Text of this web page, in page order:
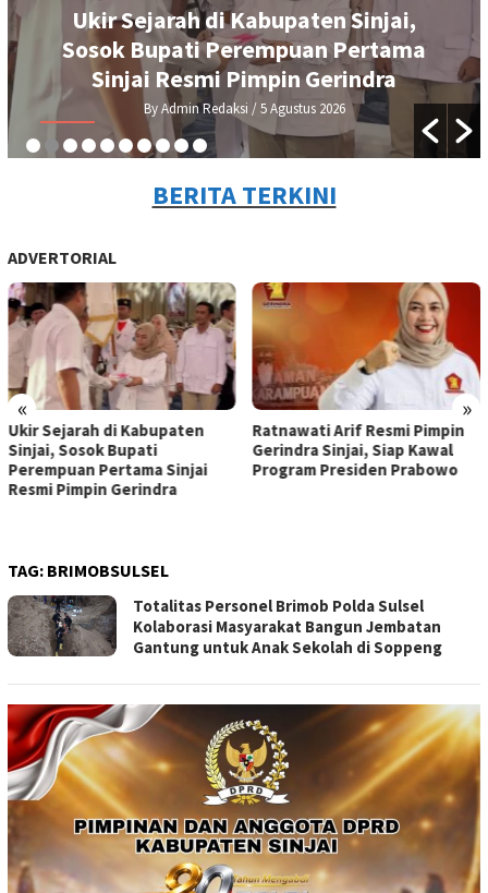
Ukir Sejarah di Kabupaten Sinjai,
Sosok Bupati Perempuan Pertama
Sinjai Resmi Pimpin Gerindra
By Admin Redaksi/ 5 Agustus 2026
BERITA TERKINI
ADVERTORIAL
« »
Ukir Sejarah di Kabupaten
Sinjai, Sosok Bupati
Perempuan Pertama Sinjai
Resmi Pimpin Gerindra
Ratnawati Arif Resmi Pimpin
Gerindra Sinjai, Siap Kawal
Program Presiden Prabowo
TAG: BRIMOBSULSEL
Totalitas Personel Brimob Polda Sulsel
Kolaborasi Masyarakat Bangun Jembatan
Gantung untuk Anak Sekolah di Soppeng